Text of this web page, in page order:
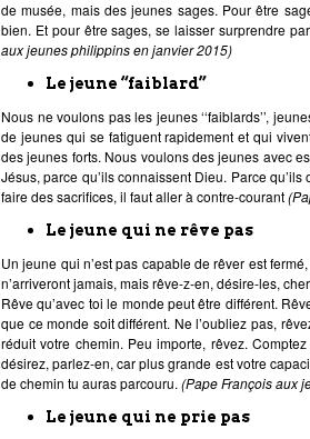
de musée, mais des jeunes sages. Pour être
bien. Et pour être sages, se laisser surprendre
aux jeunes philippins en janvier 2015)
Le jeune “faiblard”
Nous ne voulons pas les jeunes ‘‘faiblards’’,
de jeunes qui se fatiguent rapidement et qui
des jeunes forts. Nous voulons des jeunes avec
Jésus, parce qu’ils connaissent Dieu. Parce
faire des sacrifices, il faut aller à contre-courant
Le jeune qui ne rêve pas
Un jeune qui n’est pas capable de rêver est
n’arriveront jamais, mais rêve-z-en, désire-les,
Rêve qu’avec toi le monde peut être différent.
que ce monde soit différent. Ne l’oubliez pas,
réduit votre chemin. Peu importe, rêvez.
désirez, parlez-en, car plus grande est votre
de chemin tu auras parcouru. (Pape François aux
Le jeune qui ne prie pas